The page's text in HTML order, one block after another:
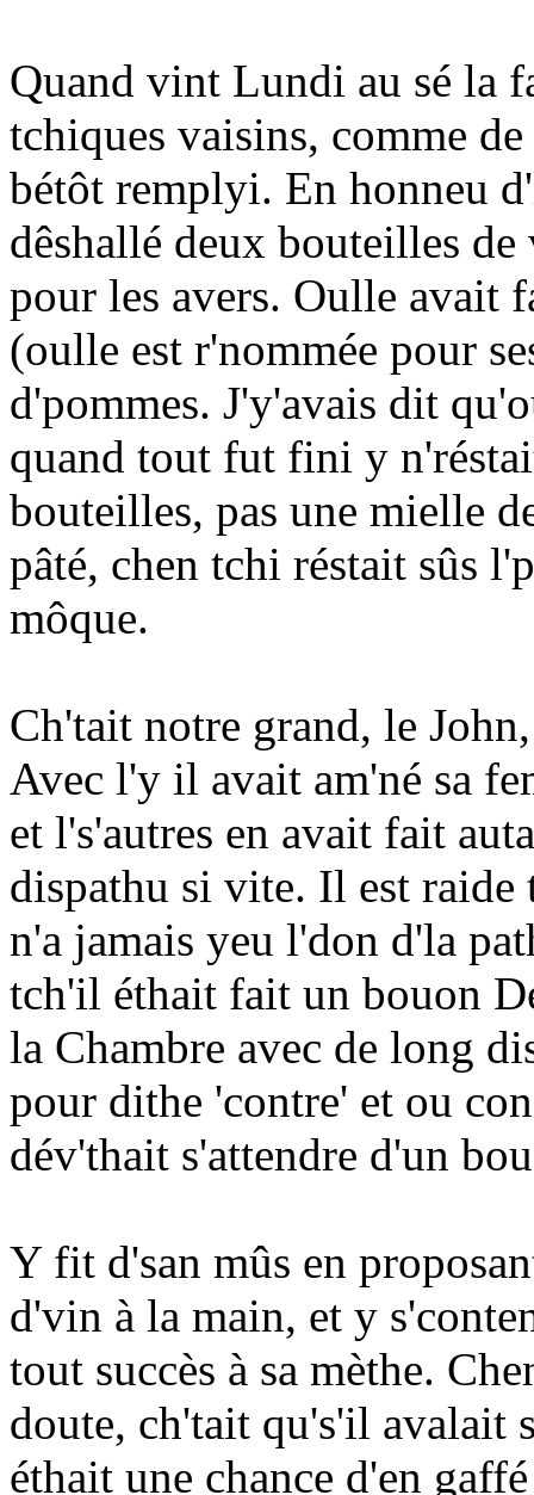
Quand vint Lundi au sé la
tchiques vaisins, comme
bétôt remplyi. En honneu
dêshallé deux bouteilles
pour les avers. Oulle avait
(oulle est r'nommée pour
d'pommes. J'y'avais dit
quand tout fut fini y
bouteilles, pas une mielle
pâté, chen tchi réstait sûs
môque.
Ch'tait notre grand, le
Avec l'y il avait am'né sa
et l's'autres en avait fait
dispathu si vite. Il est
n'a jamais yeu l'don d'la
tch'il éthait fait un bouon
la Chambre avec de long
pour dithe 'contre' et ou
dév'thait s'attendre d'un
Y fit d'san mûs en
d'vin à la main, et y
tout succès à sa mèthe.
doute, ch'tait qu's'il avalait
éthait une chance d'en